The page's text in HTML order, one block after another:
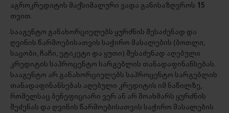
აგროკრედიტის მაქსიმალური ვადა განისაზღვროს 15
თვით.
სააგენტო განახორციელებს ყურძნის შესაძენად და
ღვინის წარმოებისათვის საჭირო მასალების (ბოთლი,
საცობი, ჩაჩი, ეტიკეტი და ყუთი) შესაძენად აღებული
კრედიტის საპროცენტო სარგებლის თანადაფინანსებას.
სააგენტო არ განახორციელებს საპროცენტო სარგებლის
თანადაფინანსებას აღებული კრედიტის იმ ნაწილზე,
რომელსაც ბენეფიციარი ვერ ან არ მოახმარს ყურძნის
შეძენას და ღვინის წარმოებისათვის საჭირო მასალების